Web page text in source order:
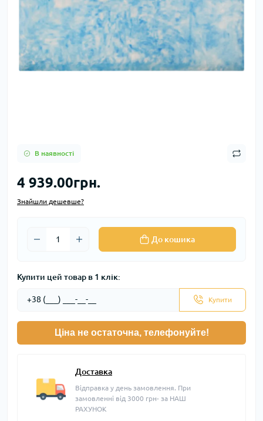
В наявності
4 939.00грн.
Знайшли дешевше?
До кошика
Купити цей товар в 1 клік:
Купити
Ціна не остаточна, телефонуйте!
Доставка
Відправка у день замовлення. При
замовленні від 3000 грн- за НАШ
РАХУНОК